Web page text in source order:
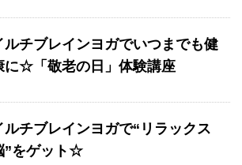
ルチブレインヨガでいつまでも健
に☆「敬老の日」体験講座
ルチブレインヨガで“リラックス
”をゲット☆